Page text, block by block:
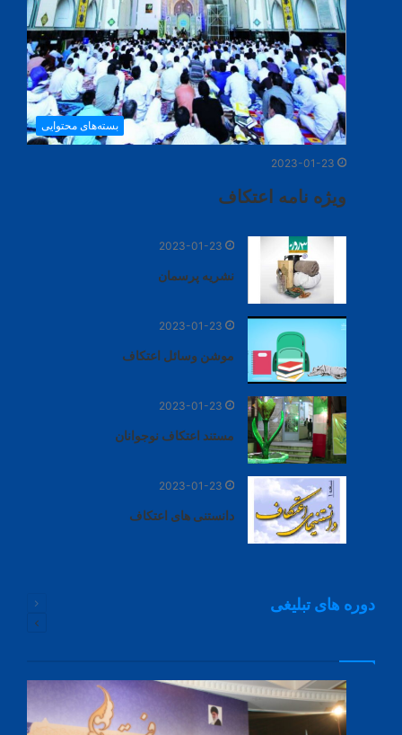
بسته‌های محتوایی
2023-01-23
ویژه نامه اعتکاف
2023-01-23
نشریه پرسمان
2023-01-23
موشن وسائل اعتکاف
2023-01-23
مستند اعتکاف نوجوانان
2023-01-23
دانستنی های اعتکاف
دوره های تبلیغی